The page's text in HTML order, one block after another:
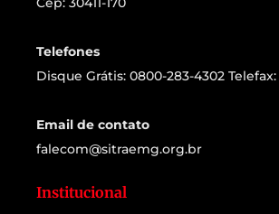
Telefones
Disque Grátis: 0800-283-4302 Telefax:
Email de contato
falecom@sitraemg.org.br
Institucional